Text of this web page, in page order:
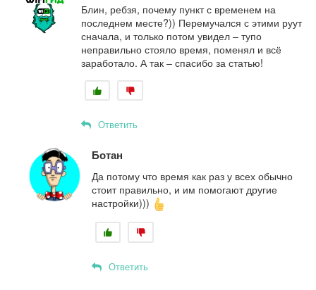
Блин, ребзя, почему пункт с временем на
последнем месте?)) Перемучался с этими руут
сначала, и только потом увидел – тупо
неправильно стояло время, поменял и всё
заработало. А так – спасибо за статью!
Ответить
Ботан
Да потому что время как раз у всех обычно
стоит правильно, и им помогают другие
настройки)))
Ответить